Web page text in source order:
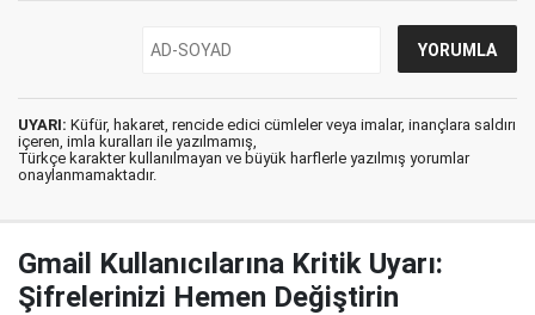
UYARI: Küfür, hakaret, rencide edici cümleler veya imalar, inançlara saldırı
içeren, imla kuralları ile yazılmamış,
Türkçe karakter kullanılmayan ve büyük harflerle yazılmış yorumlar
onaylanmamaktadır.
Gmail Kullanıcılarına Kritik Uyarı:
Şifrelerinizi Hemen Değiştirin